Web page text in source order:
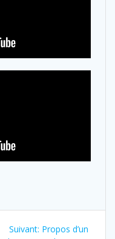
Suivant: Propos d’un